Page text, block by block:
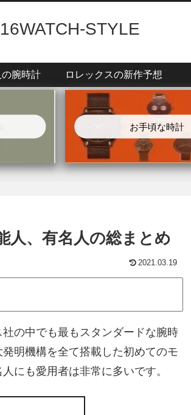
STYLE
腕時計 ロレックスの新作予想
お手頃な時計
人、有名人の総まとめ
2021.03.19
の中でも最もスタンダードな腕時
明機構を全て搭載した初めてのモ
にも愛用者は非常に多いです。